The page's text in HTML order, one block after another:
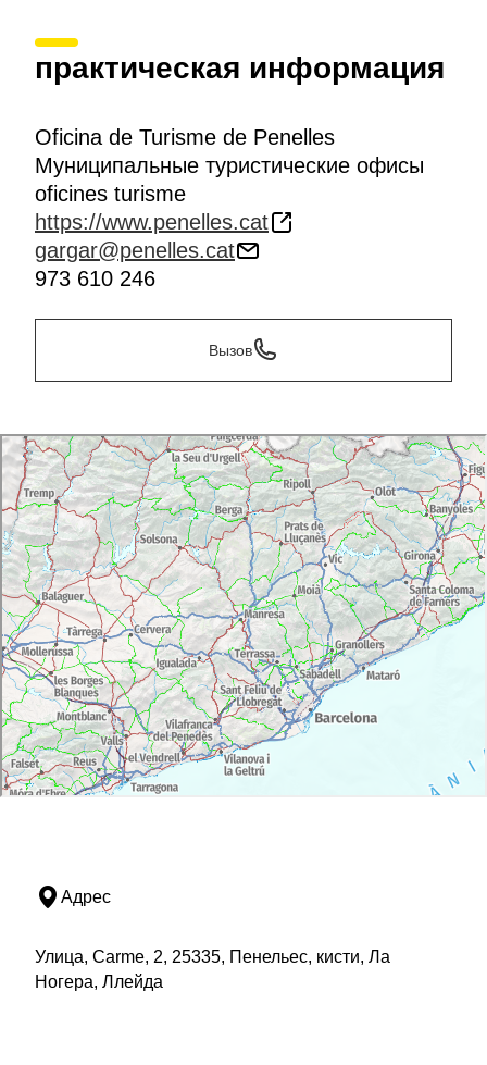
практическая информация
Oficina de Turisme de Penelles
Муниципальные туристические офисы
oficines turisme
https://www.penelles.cat
gargar@penelles.cat
973 610 246
Вызов
Адрес
Улица, Carme, 2, 25335, Пенельес, кисти, Ла
Ногера, Ллейда